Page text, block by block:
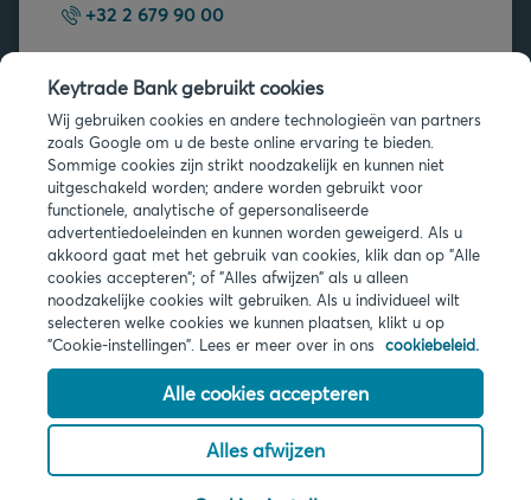
+32 2 679 90 00
Veelgestelde vragen
Juridische info
Privacy
Cookies
PSD2
Toegankelijkheid
© 2026 Keytrade Bank, Belgisch bijkantoor van Arkéa Direct Bank NV
(Frankrijk), filiaal van Crédit Mutuel Arkéa
Keytrade Bank gebruikt cookies
Wij gebruiken cookies en andere technologieën van partners
zoals Google om u de beste online ervaring te bieden.
Sommige cookies zijn strikt noodzakelijk en kunnen niet
uitgeschakeld worden; andere worden gebruikt voor
functionele, analytische of gepersonaliseerde
advertentiedoeleinden en kunnen worden geweigerd. Als u
akkoord gaat met het gebruik van cookies, klik dan op "Alle
cookies accepteren"; of "Alles afwijzen" als u alleen
noodzakelijke cookies wilt gebruiken. Als u individueel wilt
selecteren welke cookies we kunnen plaatsen, klikt u op
"Cookie-instellingen". Lees er meer over in ons cookiebeleid.
Alle cookies accepteren
Alles afwijzen